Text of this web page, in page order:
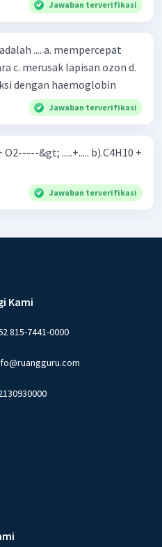
Jawaban terverifikasi
e. mudah bereaksi dengan haemoglobin
Jawaban terverifikasi
&gt; .....+..... b).C4H10 +
Jawaban terverifikasi
Kami
815-7441-0000